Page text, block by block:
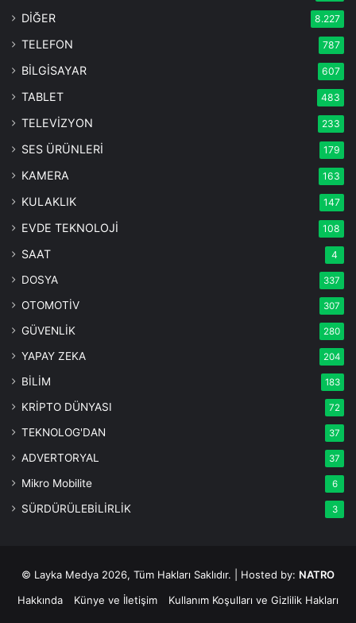
DİĞER 8.227
TELEFON 787
BİLGİSAYAR 607
TABLET 483
TELEVİZYON 233
SES ÜRÜNLERİ 179
KAMERA 163
KULAKLIK 147
EVDE TEKNOLOJİ 108
SAAT 4
DOSYA 337
OTOMOTİV 307
GÜVENLİK 280
YAPAY ZEKA 204
BİLİM 183
KRİPTO DÜNYASI 72
TEKNOLOG'DAN 37
ADVERTORYAL 37
Mikro Mobilite 6
SÜRDÜRÜLEBİLİRLİK 3
© Layka Medya 2026, Tüm Hakları Saklıdır. | Hosted by: NATRO
Hakkında
Künye ve İletişim Kullanım Koşulları ve Gizlilik Hakları